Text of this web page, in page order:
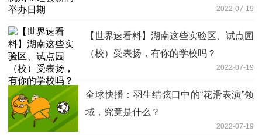
2022-07-19
【世界速看料】湖南这些实验区、试点园
（校）受表扬，有你的学校吗？
2022-07-19
全球快播：羽生结弦口中的“花滑表演”领
域，究竟是什么？
2022-07-19